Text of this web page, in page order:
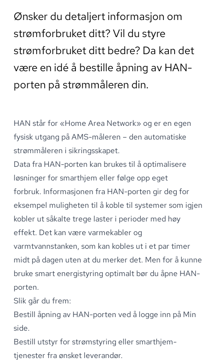
Ønsker du detaljert informasjon om
strømforbruket ditt? Vil du styre
strømforbruket ditt bedre? Da kan det
være en idé å bestille åpning av HAN-
porten på strømmåleren din.
HAN står for «Home Area Network» og er en egen
fysisk utgang påAMS-måleren – den automatiske
strømmåleren i sikringsskapet.
Data fra HAN-porten kan brukes til å optimalisere
løsninger forsmarthjem eller følge opp eget
forbruk. Informasjonen fra HAN-porten gir deg for
eksempel muligheten til å koble til systemer som igjen
kobler ut såkalte trege laster i perioder med høy
effekt. Det kan være varmekabler og
varmtvannstanken, som kan kobles ut i et par timer
midt på dagen uten at du merker det. Men for å kunne
bruke smart energistyring optimalt bør du åpne HAN-
porten.
Slik går du frem:
Bestill åpning av HAN-porten ved å logge inn på Min
side.
Bestill utstyr for strømstyring ellersmarthjem-
tjenester fra ønsket leverandør.